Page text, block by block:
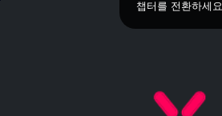
챕터를 전환하세요